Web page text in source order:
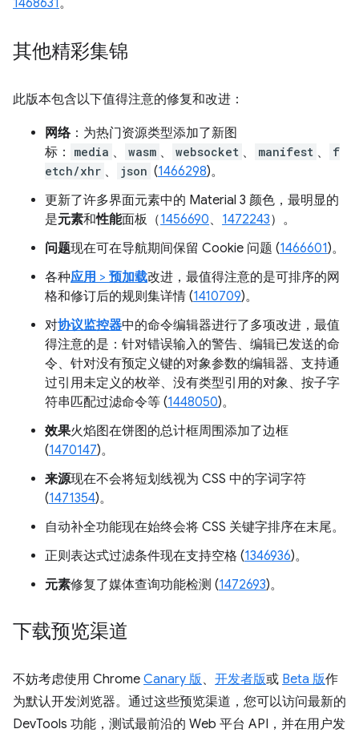
其他精彩集锦
此版本包含以下值得注意的修复和改进：
网络：为热门资源类型添加了新图
标：
media 、 wasm 、 websocket 、 manifest 、
f
etch/xhr 、 json (1466298)。
更新了许多界面元素中的 Material 3 颜色，最明显的
是元素和性能面板（1456690、 1472243）。
问题现在可在导航期间保留 Cookie 问题 (1466601)。
各种应用 > 预加载改进，最值得注意的是可排序的网
格和修订后的规则集详情 (1410709)。
对协议监控器中的命令编辑器进行了多项改进，最值
得注意的是：针对错误输入的警告、编辑已发送的命
令、针对没有预定义键的对象参数的编辑器、支持通
过引用未定义的枚举、没有类型引用的对象、按子字
符串匹配过滤命令等 (1448050)。
效果火焰图在饼图的总计框周围添加了边框
(1470147)。
来源现在不会将短划线视为 CSS 中的字词字符
(1471354)。
自动补全功能现在始终会将 CSS 关键字排序在末尾。
正则表达式过滤条件现在支持空格 (1346936)。
元素修复了媒体查询功能检测 (1472693)。
下载预览渠道
不妨考虑使用 Chrome Canary 版 、 开发者版或 Beta 版作
为默认开发浏览器。通过这些预览渠道，您可以访问最新的
DevTools 功能，测试最前沿的 Web 平台 API，并在用户发